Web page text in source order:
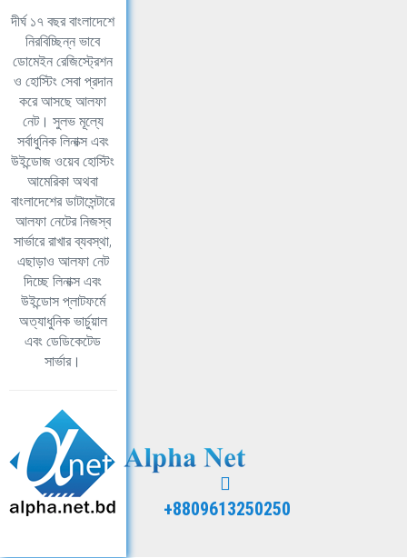
দীর্ঘ ১৭ বছর বাংলাদেশে
নিরবিচ্ছিন্ন ভাবে
ডোমেইন রেজিস্ট্রেশন
ও হোস্টিং সেবা প্রদান
করে আসছে আলফা
নেট। সুলভ মূল্যে
সর্বাধুনিক লিনাক্স এবং
উইন্ডোজ ওয়েব হোস্টিং
আমেরিকা অথবা
বাংলাদেশের ডাটাসেন্টারে
আলফা নেটের নিজস্ব
সার্ভারে রাখার ব্যবস্থা,
এছাড়াও আলফা নেট
দিচ্ছে লিনাক্স এবং
উইন্ডোস প্লাটফর্মে
অত্যাধুনিক ভার্চুয়াল
এবং ডেডিকেটেড
সার্ভার।
+8809613250250